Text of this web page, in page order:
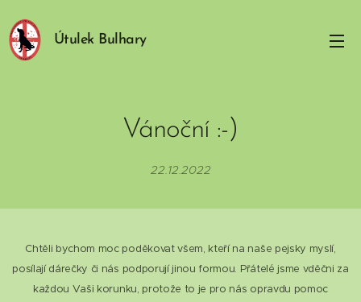
Útulek Bulhary
Vánoční :-)
22.12.2022
Chtěli bychom moc poděkovat všem, kteří na naše pejsky myslí,
posílají dárečky či nás podporují jinou formou. Přátelé jsme vděčni za
každou Vaši korunku, protože to je pro nás opravdu pomoc